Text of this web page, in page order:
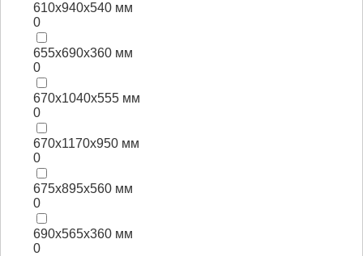
610х940х540 мм
0
655х690х360 мм
0
670х1040х555 мм
0
670х1170х950 мм
0
675х895х560 мм
0
690х565х360 мм
0